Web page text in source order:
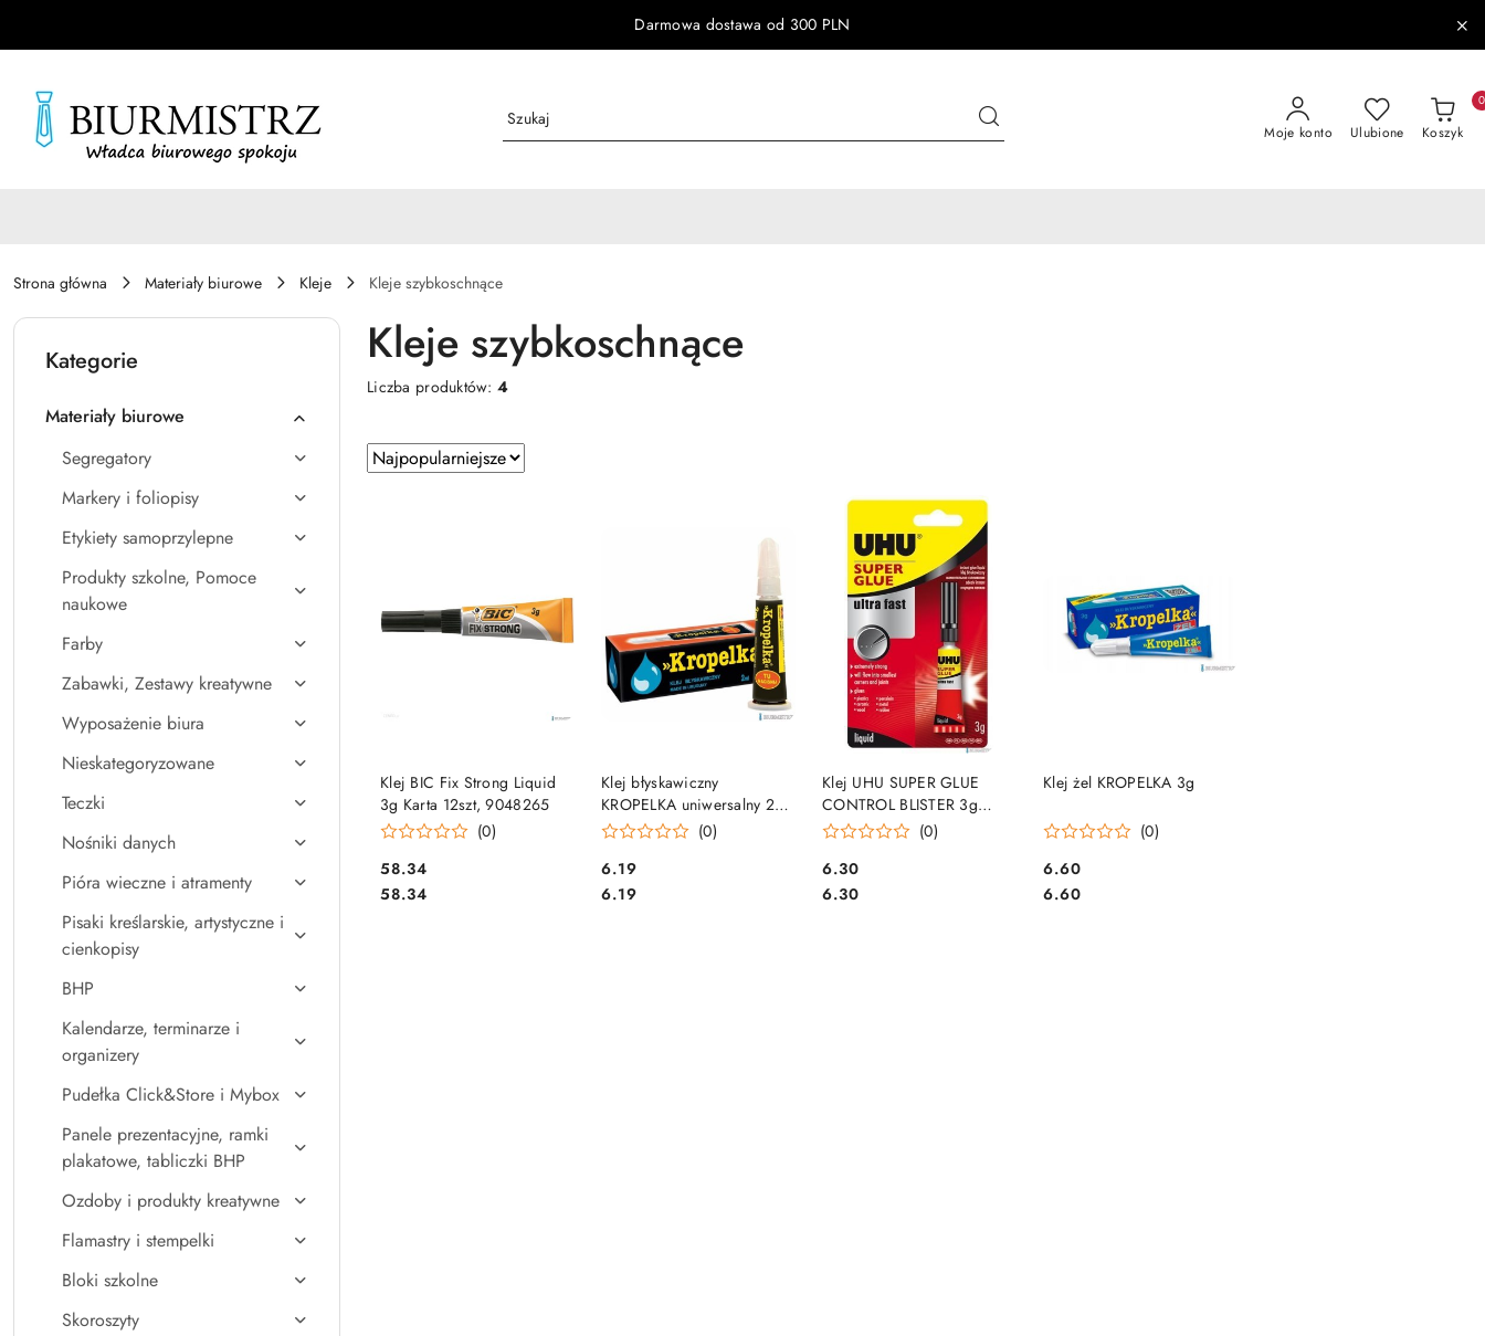
Darmowa dostawa od 300 PLN
Moje konto Ulubione Koszyk
0
Strona główna Materiały biurowe Kleje Kleje szybkoschnące
Kategorie
Materiały biurowe
Segregatory
Markery i foliopisy
Etykiety samoprzylepne
Produkty szkolne, Pomoce
naukowe
Farby
Zabawki, Zestawy kreatywne
Wyposażenie biura
Nieskategoryzowane
Teczki
Nośniki danych
Pióra wieczne i atramenty
Pisaki kreślarskie, artystyczne i
cienkopisy
BHP
Kalendarze, terminarze i
organizery
Pudełka Click&Store i Mybox
Panele prezentacyjne, ramki
plakatowe, tabliczki BHP
Ozdoby i produkty kreatywne
Flamastry i stempelki
Bloki szkolne
Skoroszyty
Kleje szybkoschnące
Liczba produktów:4
Zastosowano
sortowanie:
Sortuj
według
Klej BIC Fix Strong Liquid
3g Karta 12szt, 9048265
(0)
Cena:
58.34
Cena:
58.34
DO KOSZYKA
Klej błyskawiczny
KROPELKA uniwersalny 2ml
tubka
(0)
Cena:
6.19
Cena:
6.19
DO KOSZYKA
Klej UHU SUPER GLUE
CONTROL BLISTER 3g
36015 UHU
(0)
Cena:
6.30
Cena:
6.30
DO KOSZYKA Klej żel KROPELKA 3g
(0)
Cena:
6.60
Cena:
6.60
DO KOSZYKA